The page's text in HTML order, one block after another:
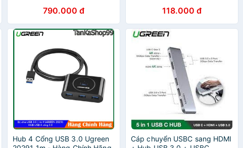
790.000 đ 118.000 đ
Hub 4 Cổng USB 3.0 Ugreen
Cáp chuyển USBC sang HDMI